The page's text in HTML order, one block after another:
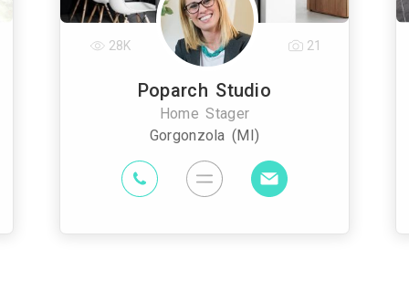
Poparch Studio
Home Stager
Gorgonzola (MI)
28K 21